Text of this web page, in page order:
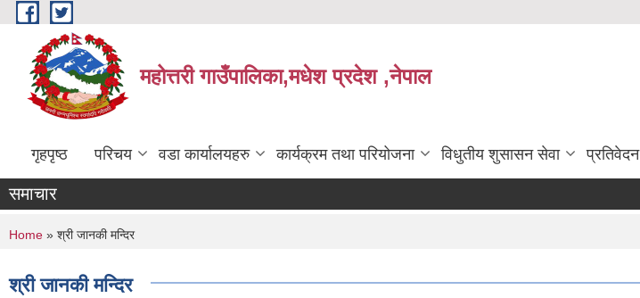
Skip to main content
महोत्तरी गाउँपालिका,मधेश प्रदेश ,नेपाल
गृहपृष्ठ परिचय वडा कार्यालयहरु कार्यक्रम तथा परियोजना विधुतीय शुसासन सेवा प्रतिवेदन
समाचार
You are here
Home » श्री जानकी मन्दिर
श्री जानकी मन्दिर